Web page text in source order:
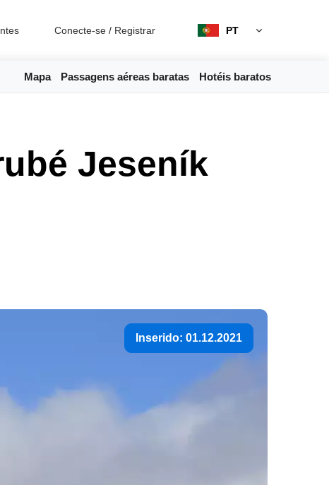
Conecte-se / Registrar PT
Mapa Passagens aéreas baratas Hotéis baratos
Jeseník
Inserido: 01.12.2021